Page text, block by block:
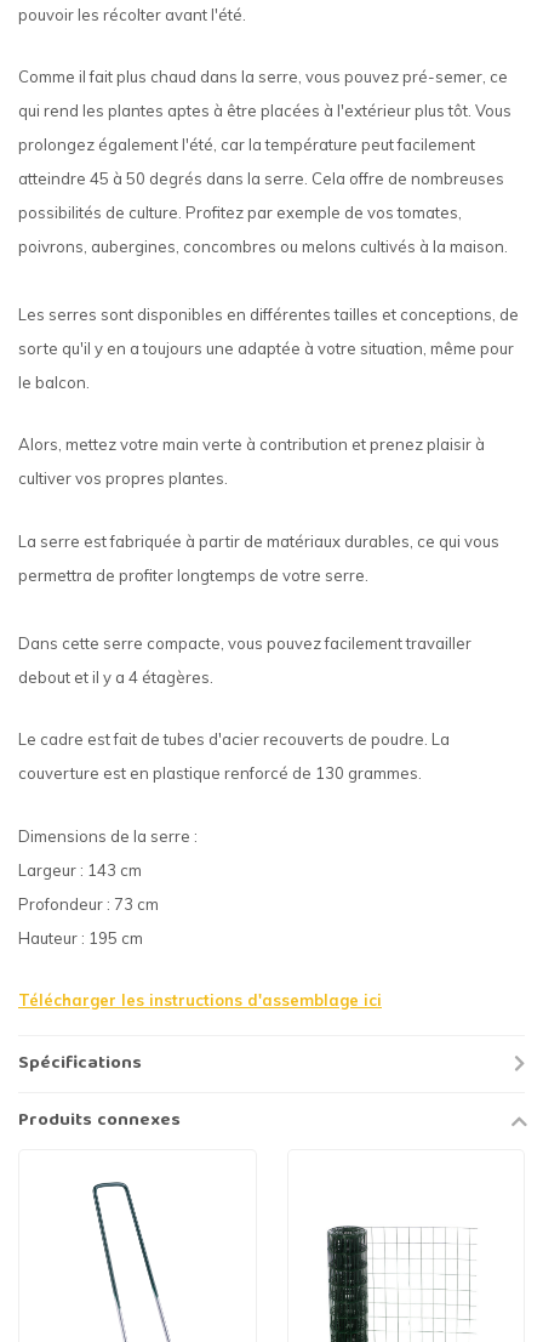
pouvoir les récolter avant l'été.
Comme il fait plus chaud dans la serre, vous pouvez pré-semer, ce
qui rend les plantes aptes à être placées à l'extérieur plus tôt. Vous
prolongez également l'été, car la température peut facilement
atteindre 45 à 50 degrés dans la serre. Cela offre de nombreuses
possibilités de culture. Profitez par exemple de vos tomates,
poivrons, aubergines, concombres ou melons cultivés à la maison.
Les serres sont disponibles en différentes tailles et conceptions, de
sorte qu'il y en a toujours une adaptée à votre situation, même pour
le balcon.
Alors, mettez votre main verte à contribution et prenez plaisir à
cultiver vos propres plantes.
La serre est fabriquée à partir de matériaux durables, ce qui vous
permettra de profiter longtemps de votre serre.
Dans cette serre compacte, vous pouvez facilement travailler
debout et il y a 4 étagères.
Le cadre est fait de tubes d'acier recouverts de poudre. La
couverture est en plastique renforcé de 130 grammes.
Dimensions de la serre :
Largeur : 143 cm
Profondeur : 73 cm
Hauteur : 195 cm
Télécharger les instructions d'assemblage ici
Spécifications
Produits connexes